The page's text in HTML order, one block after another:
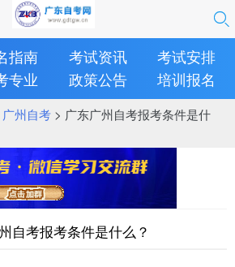
指南 考试资讯
考试安排
专业 政策公告 培训报名
广州自考> 广东广州自考报考条件是什
自考报考条件是什么？